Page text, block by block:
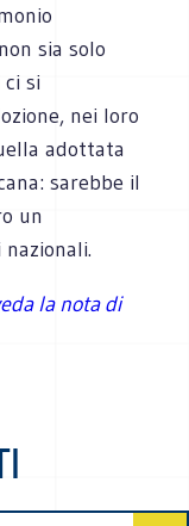
sia solo
si
nei loro
adottata
sarebbe il
un
la nota di